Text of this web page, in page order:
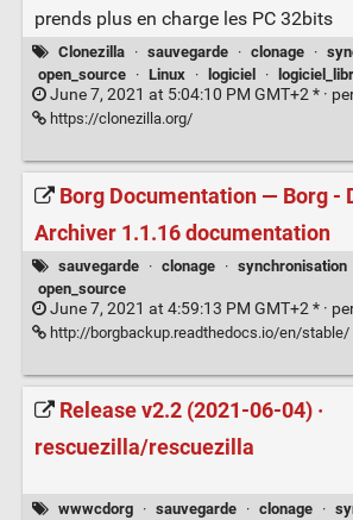
prends plus en charge les PC 32bits
Clonezilla · sauvegarde · clonage ·
open_source
· Linux · logiciel ·
June 7, 2021 at 5:04:10 PM GMT+2 * ·
https://clonezilla.org/
Borg Documentation — Borg -
Archiver 1.1.16 documentation
sauvegarde · clonage · synchronisation
open_source
June 7, 2021 at 4:59:13 PM GMT+2 * ·
http://borgbackup.readthedocs.io/en/stable/
Release v2.2 (2021-06-04) ·
rescuezilla/rescuezilla
wwwcdorg · sauvegarde · clonage ·